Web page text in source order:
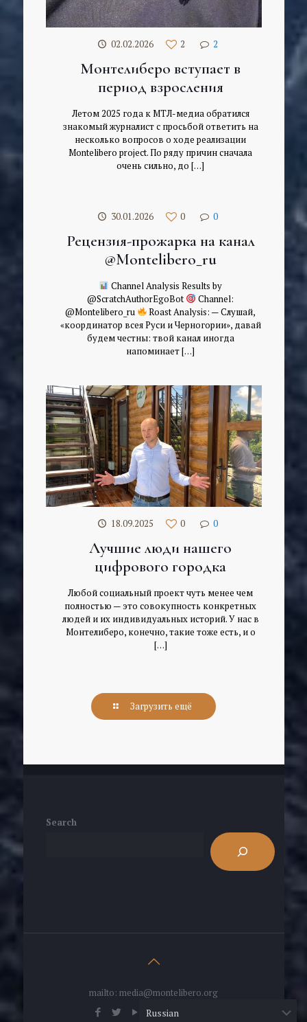
02.02.2026 2 2
Монтелиберо вступает в
период взросления
Летом 2025 года к МТЛ-медиа обратился
знакомый журналист с просьбой ответить на
несколько вопросов о ходе реализации
Montelibero project. По ряду причин сначала
очень сильно, до […]
30.01.2026 0 0
Рецензия-прожарка на канал
@Montelibero_ru
Channel Analysis Results by
@ScratchAuthorEgoBot
Channel:
@Montelibero_ru
Roast Analysis: — Слушай,
«координатор всея Руси и Черногории», давай
будем честны: твой канал иногда
напоминает[…]
18.09.2025 0 0
Лучшие люди нашего
цифрового городка
Любой социальный проект чуть менее чем
полностью — это совокупность конкретных
людей и их индивидуальных историй. У нас в
Монтелиберо, конечно, такие тоже есть, и о
[…]
Загрузить ещё
Search
mailto: media@montelibero.org